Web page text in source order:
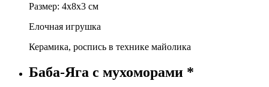
Размер: 4х8х3 см
Елочная игрушка
Керамика, роспись в технике майолика
Баба-Яга с мухоморами *